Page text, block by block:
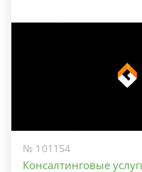
№ 101154
Консалтинговые